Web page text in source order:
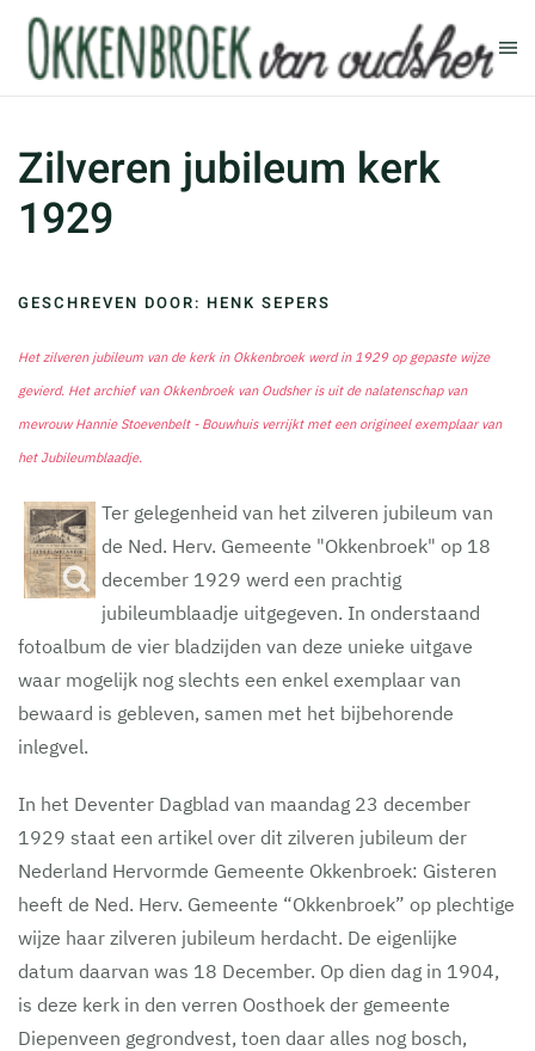
Terug naar hoofdinhoud
Zilveren jubileum kerk
1929
GESCHREVEN DOOR: HENK SEPERS
Het zilveren jubileum van de kerk in Okkenbroek werd in 1929 op gepaste wijze
gevierd. Het archief van Okkenbroek van Oudsher is uit de nalatenschap van
mevrouw Hannie Stoevenbelt - Bouwhuis verrijkt met een origineel exemplaar van
het Jubileumblaadje.
Ter gelegenheid van het zilveren jubileum van
de Ned. Herv. Gemeente "Okkenbroek" op 18
december 1929 werd een prachtig
jubileumblaadje uitgegeven. In onderstaand
fotoalbum de vier bladzijden van deze unieke uitgave
waar mogelijk nog slechts een enkel exemplaar van
bewaard is gebleven, samen met het bijbehorende
inlegvel.
In het Deventer Dagblad van maandag 23 december
1929 staat een artikel over dit zilveren jubileum der
Nederland Hervormde Gemeente Okkenbroek: Gisteren
heeft de Ned. Herv. Gemeente “Okkenbroek” op plechtige
wijze haar zilveren jubileum herdacht. De eigenlijke
datum daarvan was 18 December. Op dien dag in 1904,
is deze kerk in den verren Oosthoek der gemeente
Diepenveen gegrondvest, toen daar alles nog bosch,